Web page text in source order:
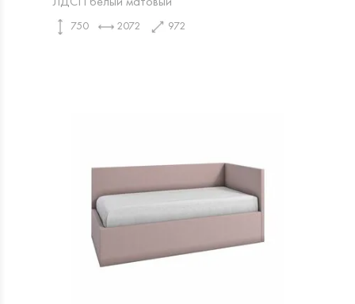
750 2072 972